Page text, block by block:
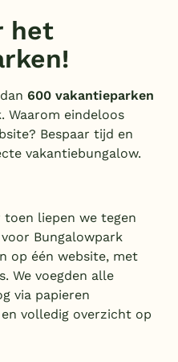
het
600 vakantieparken
Waarom eindeloos
Bespaar tijd en
vakantiebungalow.
liepen we tegen
Bungalowpark
op één website, met
We voegden alle
via papieren
volledig overzicht op